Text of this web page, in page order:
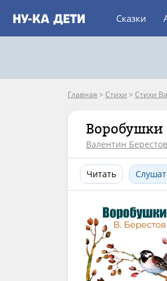
Сказки
Главная > Стихи > Стихи
Воробушки
Валентин Берестов
Читать